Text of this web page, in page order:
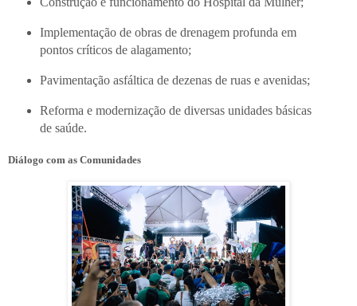
Implementação de obras de drenagem profunda em
pontos críticos de alagamento;
Pavimentação asfáltica de dezenas de ruas e avenidas;
Reforma e modernização de diversas unidades básicas
de saúde.
Diálogo com as Comunidades